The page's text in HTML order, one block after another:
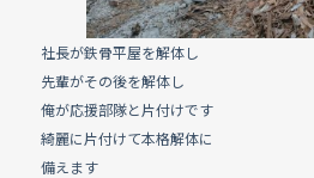
社長が鉄骨平屋を解体し
先輩がその後を解体し
俺が応援部隊と片付けです
綺麗に片付けて本格解体に
備えます